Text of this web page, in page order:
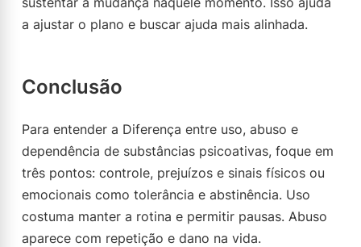
a ajustar o plano e buscar ajuda mais alinhada.
Conclusão
Para entender a Diferença entre uso, abuso e
dependência de substâncias psicoativas, foque em
três pontos: controle, prejuízos e sinais físicos ou
emocionais como tolerância e abstinência. Uso
costuma manter a rotina e permitir pausas. Abuso
aparece com repetição e dano na vida.